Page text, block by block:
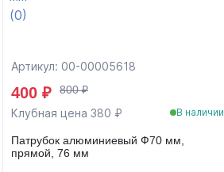
Артикул: 00-00005618
400 ₽ 800 ₽
Клубная цена 380 ₽ В наличии
Патрубок алюминиевый Ф70 мм,
прямой, 76 мм